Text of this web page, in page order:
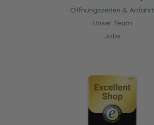
Öffnungszeiten & Anfahrt
Unser Team
Jobs